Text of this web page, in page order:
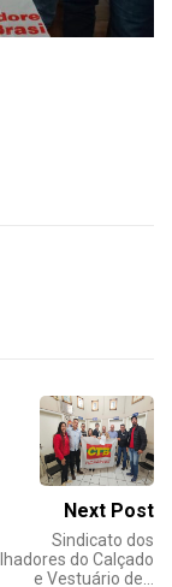
Next Post
Sindicato dos
do Calçado
e Vestuário de…